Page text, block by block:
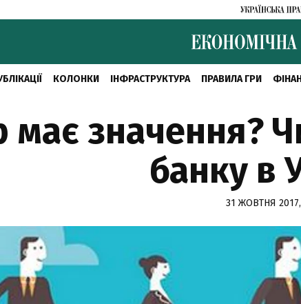
КОЛОНКИ ІНФРАСТРУКТУРА ПРАВИЛА ГРИ
має значення?
банку в
31 ЖОВТНЯ